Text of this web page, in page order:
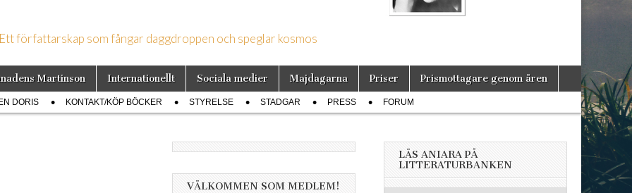
sällskapet
Ett författarskap som fångar daggdroppen och speglar kosmos
Martinson Internationellt Sociala medier Majdagarna Priser Prismottagare genom åren
DORIS KONTAKT/KÖP BÖCKER STYRELSE STADGAR PRESS FORUM
VÄLKOMMEN SOM MEDLEM!
LÄS ANIARA PÅ
LITTERATURBANKEN